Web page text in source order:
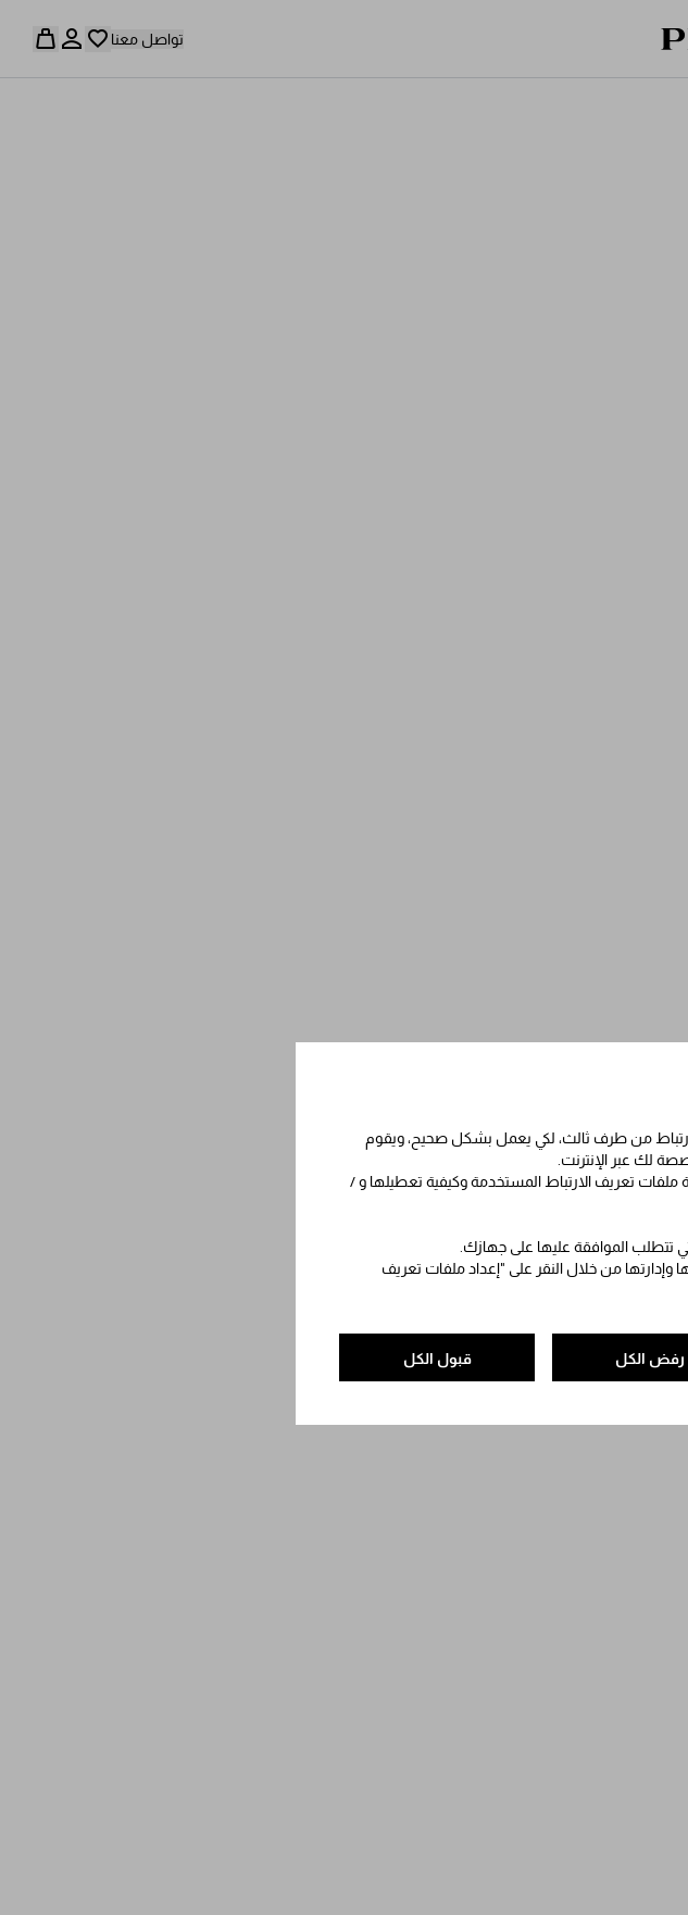
من طرف ثالث، لكي يعمل بشكل صحيح، ويقوم
لك عبر الإنترنت.
ملفات تعريف الارتباط المستخدمة وكيفية تعطيلها و /
تتطلب الموافقة عليها على جهازك.
وإدارتها من خلال النقر على "إعداد ملفات تعريف
قبول الكل رفض الكل
تواصل معنا